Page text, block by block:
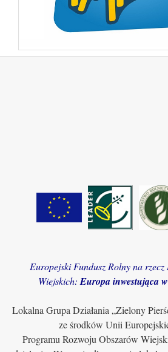
Europejski Fundusz Rolny na
Wiejskich: Europa inwestująca
Lokalna Grupa Działania „Zielony
ze środków Unii
Programu Rozwoju Obszarów